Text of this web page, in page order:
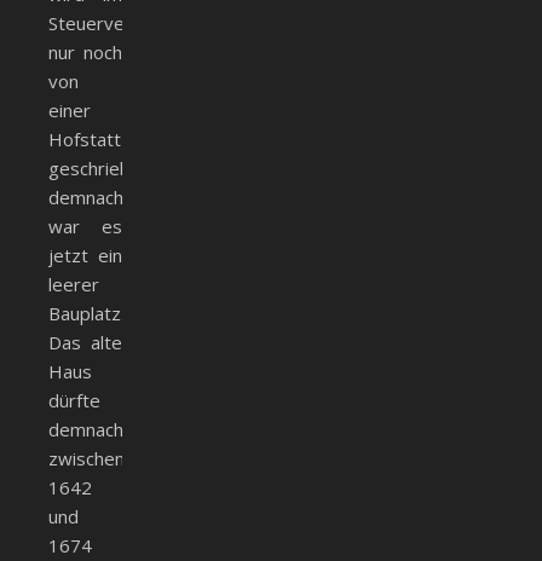
Steuerverzeichnis
nur noch
von
einer
Hofstatt
geschrieben,
demnach
war es
jetzt ein
leerer
Bauplatz.
Das alte
Haus
dürfte
demnach
zwischen
1642
und
1674